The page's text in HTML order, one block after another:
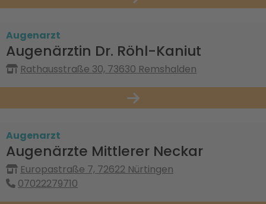
Augenarzt
Augenärztin Dr. Röhl-Kaniut
Rathausstraße 30, 73630 Remshalden
Augenarzt
Augenärzte Mittlerer Neckar
Europastraße 7, 72622 Nürtingen
07022279710